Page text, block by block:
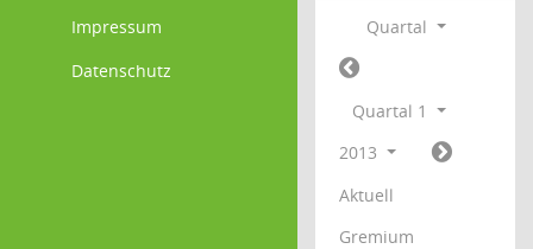
Impressum
Datenschutz
Quartal
Quartal 1
2013
Aktuell
Gremium